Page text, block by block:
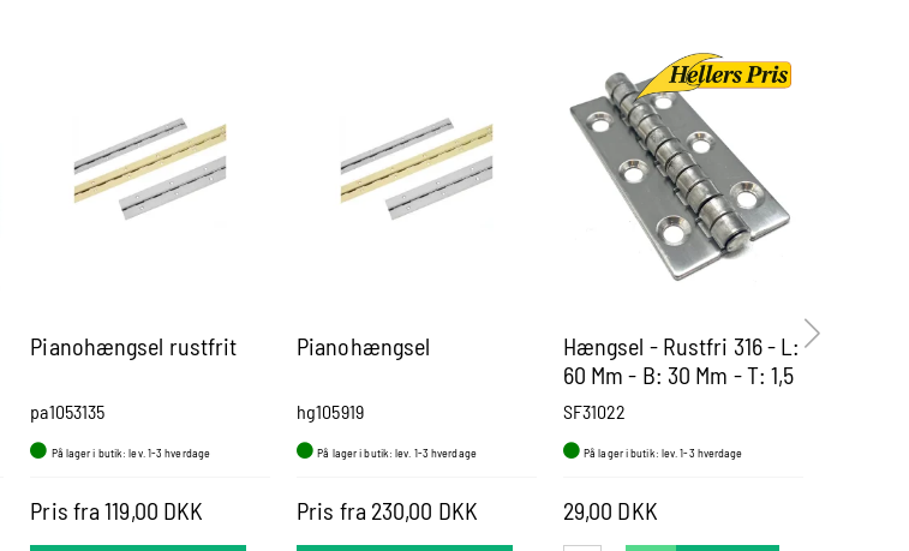
Pianohængsel rustfrit
pa1053135
På lager i butik: lev. 1-3 hverdage
Pris fra 119,00 DKK
Pianohængsel
hg105919
På lager i butik: lev. 1-3 hverdage
Pris fra 230,00 DKK
Hængsel - Rustfri 316 - L:
60 Mm - B: 30 Mm - T: 1,5
Mm
SF31022
På lager i butik: lev. 1-3 hverdage
29,00 DKK